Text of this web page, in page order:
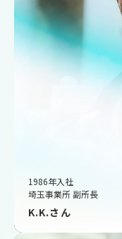
1986年入社
埼玉事業所 副所長
K.K.さん